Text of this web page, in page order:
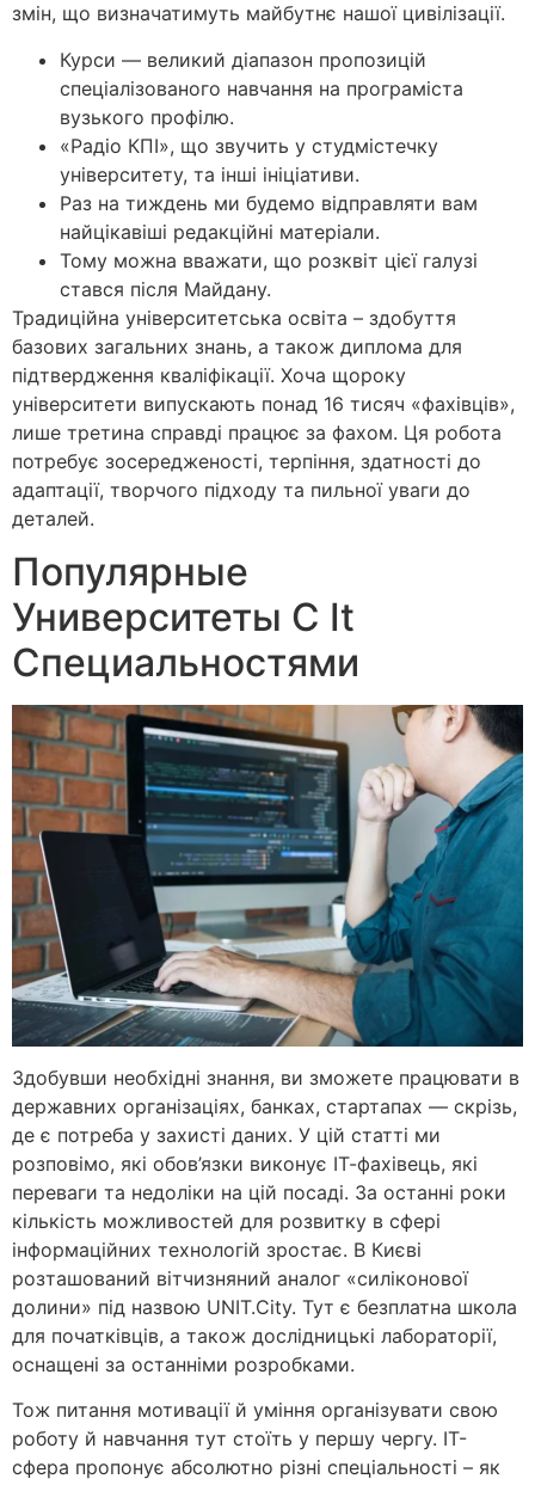
змін, що визначатимуть майбутнє нашої цивілізації.
Курси — великий діапазон пропозицій
спеціалізованого навчання на програміста
вузького профілю.
«Радіо КПІ», що звучить у студмістечку
університету, та інші ініціативи.
Раз на тиждень ми будемо відправляти вам
найцікавіші редакційні матеріали.
Тому можна вважати, що розквіт цієї галузі
стався після Майдану.
Традиційна університетська освіта – здобуття
базових загальних знань, а також диплома для
підтвердження кваліфікації. Хоча щороку
університети випускають понад 16 тисяч «фахівців»,
лише третина справді працює за фахом. Ця робота
потребує зосередженості, терпіння, здатності до
адаптації, творчого підходу та пильної уваги до
деталей.
Популярные
Университеты С It
Специальностями
Здобувши необхідні знання, ви зможете працювати в
державних організаціях, банках, стартапах — скрізь,
де є потреба у захисті даних. У цій статті ми
розповімо, які обов’язки виконує ІТ-фахівець, які
переваги та недоліки на цій посаді. За останні роки
кількість можливостей для розвитку в сфері
інформаційних технологій зростає. В Києві
розташований вітчизняний аналог «силіконової
долини» під назвою UNIT.City. Тут є безплатна школа
для початківців, а також дослідницькі лабораторії,
оснащені за останніми розробками.
Тож питання мотивації й уміння організувати свою
роботу й навчання тут стоїть у першу чергу. IT-
сфера пропонує абсолютно різні спеціальності – як